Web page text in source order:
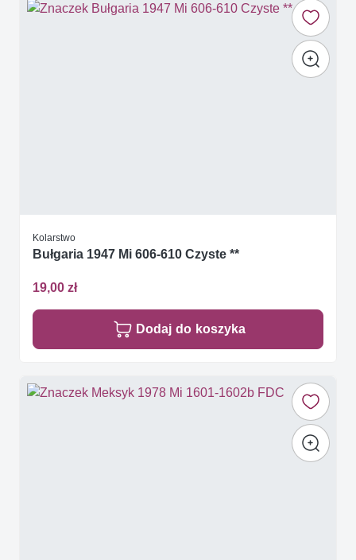
Kolarstwo
Bułgaria 1947 Mi 606-610 Czyste **
19,00 zł
Dodaj do koszyka